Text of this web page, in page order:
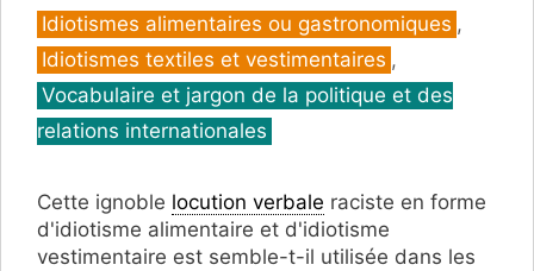
Catégories
Idiotismes alimentaires ou gastronomiques ,
Idiotismes textiles et vestimentaires ,
Vocabulaire et jargon de la politique et des
relations internationales
Cette ignoble locution verbale raciste en forme
d'idiotisme alimentaire et d'idiotisme
vestimentaire est semble-t-il utilisée dans les